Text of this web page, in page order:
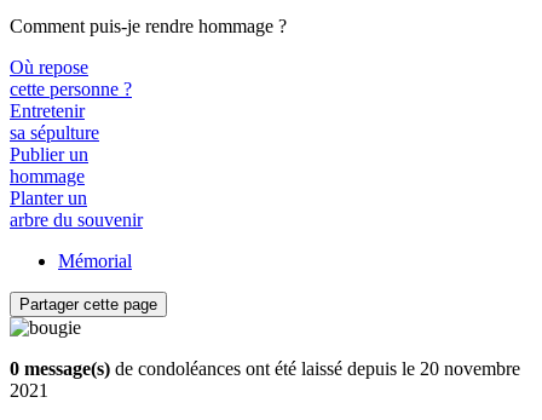
Comment puis-je rendre hommage ?
Où repose
cette personne ?
Entretenir
sa sépulture
Publier un
hommage
Planter un
arbre du souvenir
Mémorial
Partager cette page
0 message(s) de condoléances ont été laissé depuis le 20 novembre
2021